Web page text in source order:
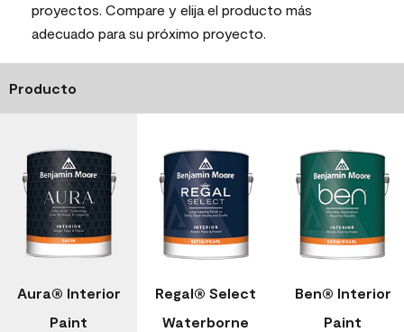
proyectos. Compare y elija el producto más
adecuado para su próximo proyecto.
Producto
Aura® Interior
Paint
Regal® Select
Waterborne
Ben® Interior
Paint